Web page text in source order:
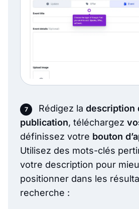
Rédigez la description
publication, téléchargez
définissez votre bouton
Utilisez des mots-clés
votre description pour
positionner dans les
recherche :